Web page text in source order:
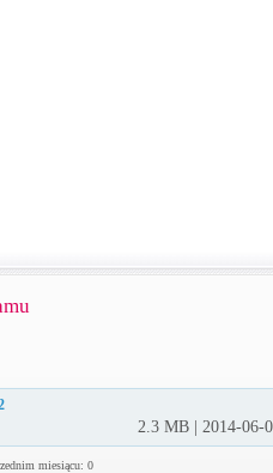
2.3 MB | 2014-06-
miesiącu: 0